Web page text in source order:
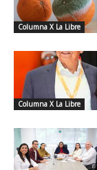
Columna X La Libre
Columna X La Libre